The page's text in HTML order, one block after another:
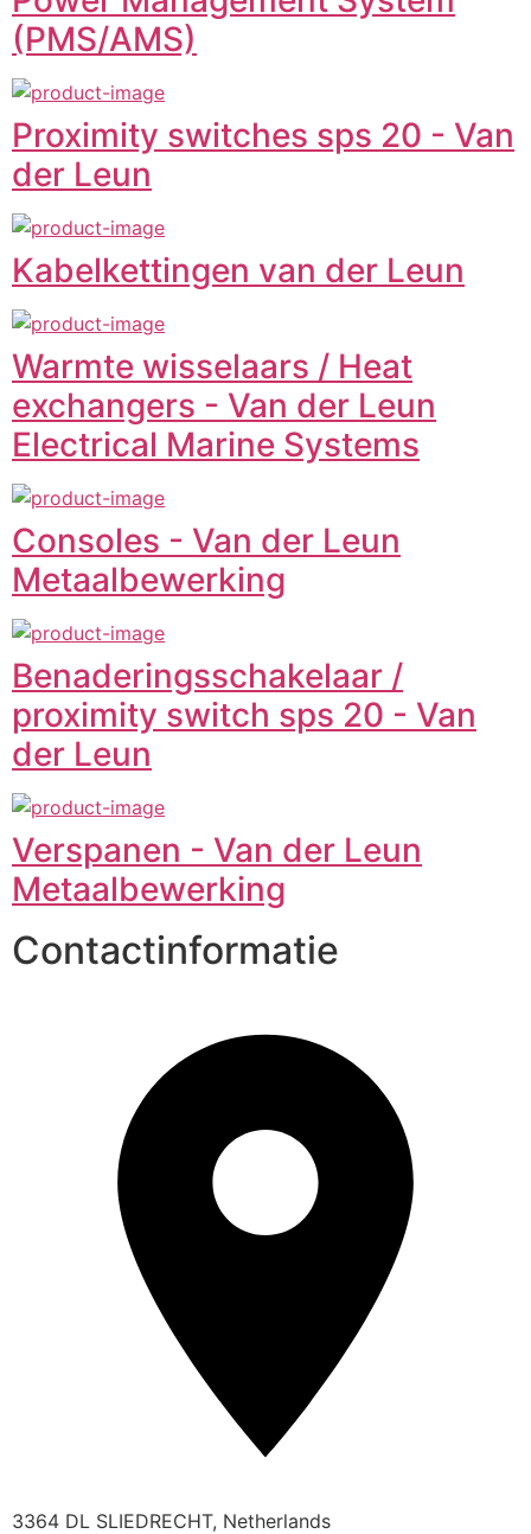
(PMS/AMS)
Proximity switches sps 20 - Van
der Leun
Kabelkettingen van der Leun
Warmte wisselaars / Heat
exchangers - Van der Leun
Electrical Marine Systems
Consoles - Van der Leun
Metaalbewerking
Benaderingsschakelaar /
proximity switch sps 20 - Van
der Leun
Verspanen - Van der Leun
Metaalbewerking
Contactinformatie
3364 DL SLIEDRECHT, Netherlands